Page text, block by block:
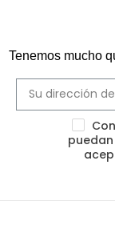
Tenemos mucho